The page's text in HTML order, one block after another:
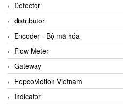
Detector
distributor
Encoder - Bộ mã hóa
Flow Meter
Gateway
HepcoMotion Vietnam
Indicator